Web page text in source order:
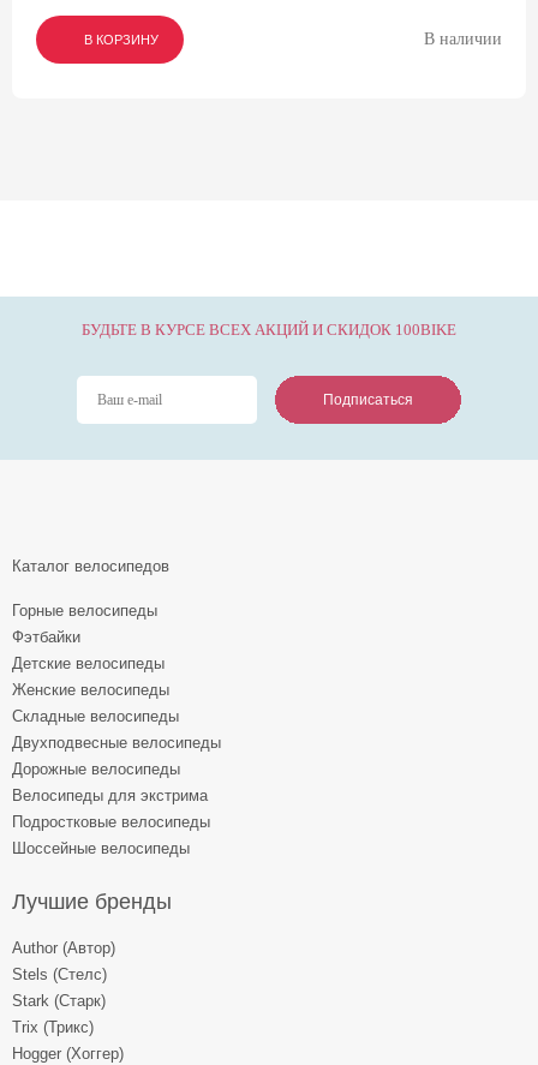
В КОРЗИНУ
В КОРЗИНУ
В КОРЗИНУ В наличии
БУДЬТЕ В КУРСЕ ВСЕХ АКЦИЙ И СКИДОК 100BIKE
Подписаться
Подписаться
Подписаться
Каталог велосипедов
Горные велосипеды
Фэтбайки
Детские велосипеды
Женские велосипеды
Складные велосипеды
Двухподвесные велосипеды
Дорожные велосипеды
Велосипеды для экстрима
Подростковые велосипеды
Шоссейные велосипеды
Лучшие бренды
Author (Автор)
Stels (Стелс)
Stark (Старк)
Trix (Трикс)
Hogger (Хоггер)